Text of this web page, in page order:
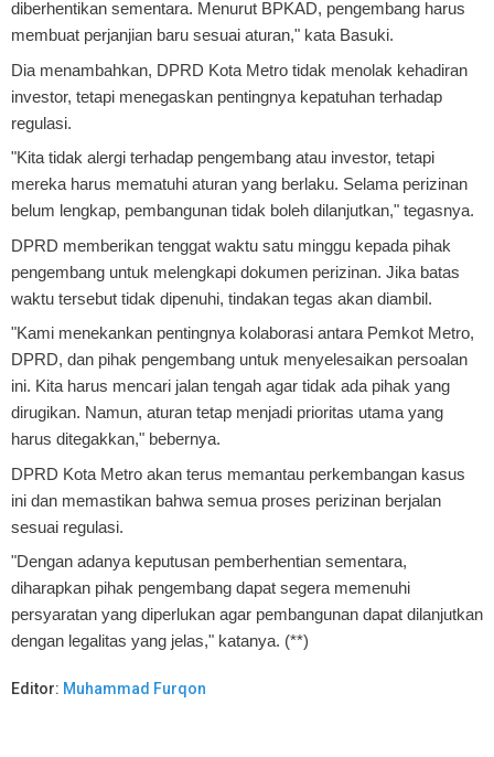
diberhentikan sementara. Menurut BPKAD, pengembang harus
membuat perjanjian baru sesuai aturan," kata Basuki.
Dia menambahkan, DPRD Kota Metro tidak menolak kehadiran
investor, tetapi menegaskan pentingnya kepatuhan terhadap
regulasi.
"Kita tidak alergi terhadap pengembang atau investor, tetapi
mereka harus mematuhi aturan yang berlaku. Selama perizinan
belum lengkap, pembangunan tidak boleh dilanjutkan," tegasnya.
DPRD memberikan tenggat waktu satu minggu kepada pihak
pengembang untuk melengkapi dokumen perizinan. Jika batas
waktu tersebut tidak dipenuhi, tindakan tegas akan diambil.
"Kami menekankan pentingnya kolaborasi antara Pemkot Metro,
DPRD, dan pihak pengembang untuk menyelesaikan persoalan
ini. Kita harus mencari jalan tengah agar tidak ada pihak yang
dirugikan. Namun, aturan tetap menjadi prioritas utama yang
harus ditegakkan," bebernya.
DPRD Kota Metro akan terus memantau perkembangan kasus
ini dan memastikan bahwa semua proses perizinan berjalan
sesuai regulasi.
"Dengan adanya keputusan pemberhentian sementara,
diharapkan pihak pengembang dapat segera memenuhi
persyaratan yang diperlukan agar pembangunan dapat dilanjutkan
dengan legalitas yang jelas," katanya. (**)
Editor: Muhammad Furqon